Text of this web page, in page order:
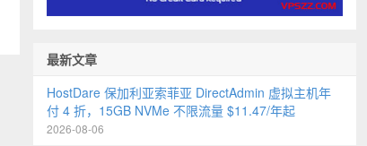
最新文章
HostDare 保加利亚索菲亚 DirectAdmin 虚拟主机年
付 4 折，15GB NVMe 不限流量 $11.47/年起
2026-08-06